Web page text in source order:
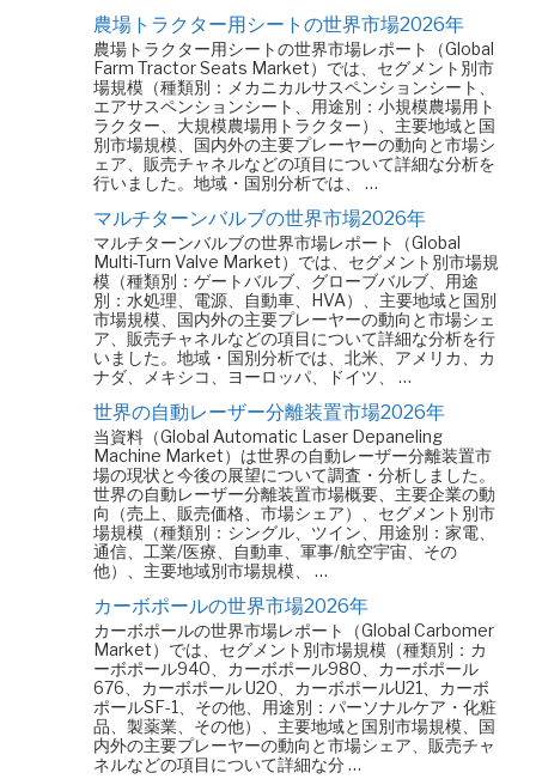
農場トラクター用シートの世界市場2026年
農場トラクター用シートの世界市場レポート（Global
Farm Tractor Seats Market）では、セグメント別市
場規模（種類別：メカニカルサスペンションシート、
エアサスペンションシート、用途別：小規模農場用ト
ラクター、大規模農場用トラクター）、主要地域と国
別市場規模、国内外の主要プレーヤーの動向と市場シ
ェア、販売チャネルなどの項目について詳細な分析を
行いました。地域・国別分析では、 …
マルチターンバルブの世界市場2026年
マルチターンバルブの世界市場レポート（Global
Multi-Turn Valve Market）では、セグメント別市場規
模（種類別：ゲートバルブ、グローブバルブ、用途
別：水処理、電源、自動車、HVA）、主要地域と国別
市場規模、国内外の主要プレーヤーの動向と市場シェ
ア、販売チャネルなどの項目について詳細な分析を行
いました。地域・国別分析では、北米、アメリカ、カ
ナダ、メキシコ、ヨーロッパ、ドイツ、 …
世界の自動レーザー分離装置市場2026年
当資料（Global Automatic Laser Depaneling
Machine Market）は世界の自動レーザー分離装置市
場の現状と今後の展望について調査・分析しました。
世界の自動レーザー分離装置市場概要、主要企業の動
向（売上、販売価格、市場シェア）、セグメント別市
場規模（種類別：シングル、ツイン、用途別：家電、
通信、工業/医療、自動車、軍事/航空宇宙、その
他）、主要地域別市場規模、 …
カーボポールの世界市場2026年
カーボポールの世界市場レポート（Global Carbomer
Market）では、セグメント別市場規模（種類別：カ
ーボポール940、カーボポール980、カーボポール
676、カーボポール U20、カーボポールU21、カーボ
ポールSF-1、その他、用途別：パーソナルケア・化粧
品、製薬業、その他）、主要地域と国別市場規模、国
内外の主要プレーヤーの動向と市場シェア、販売チャ
ネルなどの項目について詳細な分 …